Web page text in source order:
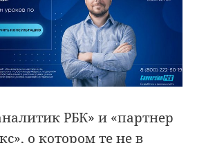
РБК» и «партнер
о котором те не в